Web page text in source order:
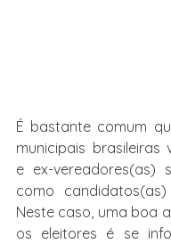
É bastante comum
municipais brasileiras
e ex-vereadores(as)
como
Neste caso, uma boa
os eleitores é se